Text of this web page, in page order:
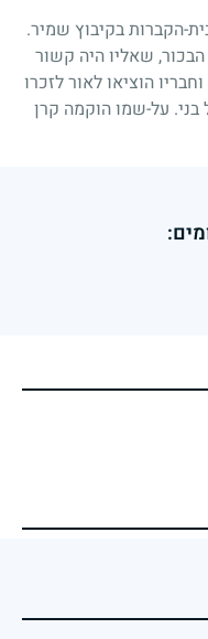
הקברות בקיבוץ שמיר.
שאליו היה קשור
הוציאו לאור לזכרו
בני. על-שמו הוקמה קרן